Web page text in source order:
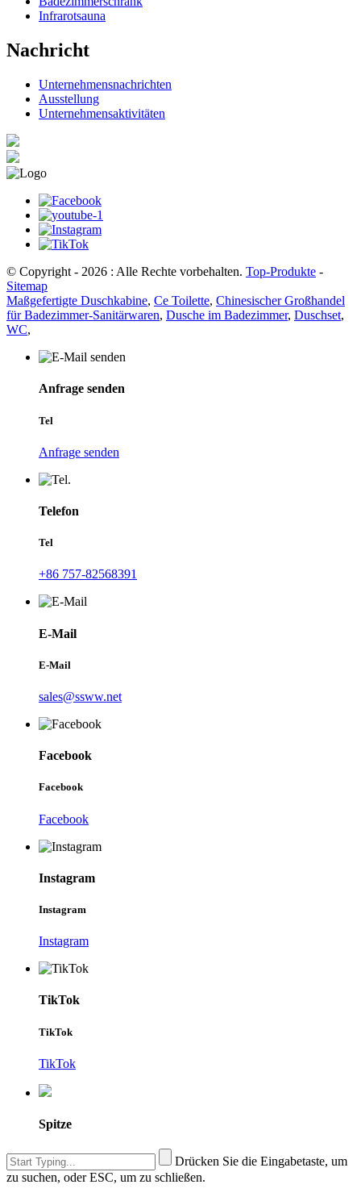
Infrarotsauna
Nachricht
Unternehmensnachrichten
Ausstellung
Unternehmensaktivitäten
© Copyright - 2026 : Alle Rechte vorbehalten. Top-Produkte -
Sitemap
Maßgefertigte Duschkabine, Ce Toilette, Chinesischer Großhandel
für Badezimmer-Sanitärwaren, Dusche im Badezimmer, Duschset,
WC,
Anfrage senden
Tel
Anfrage senden
Telefon
Tel
+86 757-82568391
E-Mail
E-Mail
sales@ssww.net
Facebook
Facebook
Facebook
Instagram
Instagram
Instagram
TikTok
TikTok
TikTok
Spitze
Drücken Sie die Eingabetaste, um
zu suchen, oder ESC, um zu schließen.